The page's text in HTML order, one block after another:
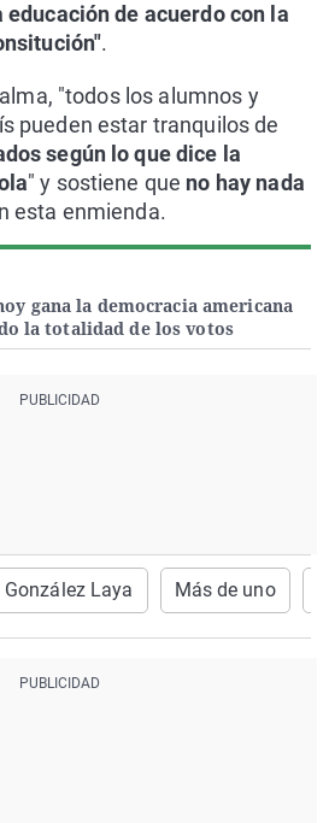
gana la democracia americana
la totalidad de los votos
de acuerdo con la
.
"todos los alumnos y
pueden estar tranquilos de
según lo que dice la
" y sostiene que no hay nada
esta enmienda.
Laya Más de uno